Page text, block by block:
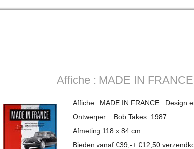
Affiche : MADE IN
Affiche : MADE IN FRANCE. Design
Ontwerper : Bob Takes. 1987.
Afmeting 118 x 84 cm.
Bieden vanaf €39,-+ €12,50